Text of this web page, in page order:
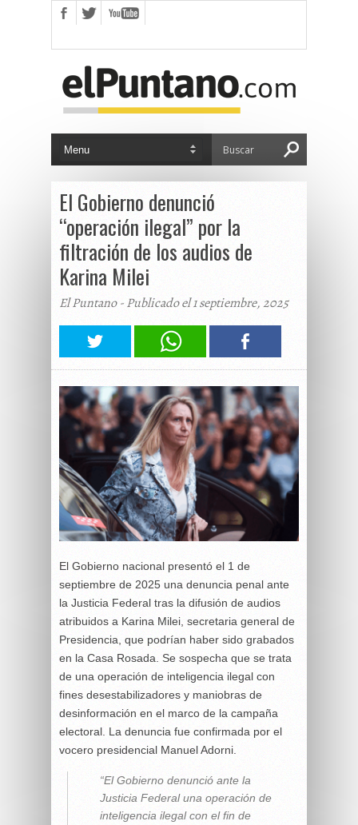
El Gobierno denunció
“operación ilegal” por la
filtración de los audios de
Karina Milei
El Puntano - Publicado el 1 septiembre, 2025
El Gobierno nacional presentó el 1 de
septiembre de 2025 una denuncia penal ante
la Justicia Federal tras la difusión de audios
atribuidos a Karina Milei, secretaria general de
Presidencia, que podrían haber sido grabados
en la Casa Rosada. Se sospecha que se trata
de una operación de inteligencia ilegal con
fines desestabilizadores y maniobras de
desinformación en el marco de la campaña
electoral. La denuncia fue confirmada por el
vocero presidencial Manuel Adorni.
“El Gobierno denunció ante la
Justicia Federal una operación de
inteligencia ilegal con el fin de